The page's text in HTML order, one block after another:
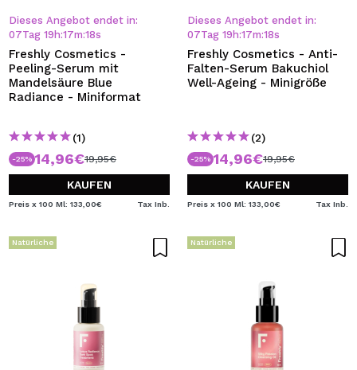
Dieses Angebot endet in:
07Tag 19 h:17m:18s
Freshly Cosmetics -
Peeling-Serum mit
Mandelsäure Blue
Radiance - Miniformat
(1)
-25% 14,96€19,95€
KAUFEN
Preis x 100 Ml: 133,00€ Tax Inb.
Dieses Angebot endet in:
07Tag 19 h:17m:18s
Freshly Cosmetics - Anti-
Falten-Serum Bakuchiol
Well-Ageing - Minigröße
(2)
-25% 14,96€19,95€
KAUFEN
Preis x 100 Ml: 133,00€ Tax Inb.
Natürliche Natürliche